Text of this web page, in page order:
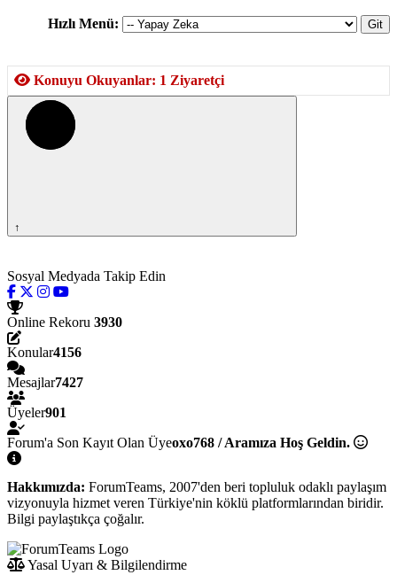
Hızlı Menü:
Konuyu Okuyanlar: 1 Ziyaretçi
↑
Sosyal Medyada Takip Edin
Online Rekoru 3930
Konular4156
Mesajlar7427
Üyeler901
Forum'a Son Kayıt Olan Üyeoxo768 / Aramıza Hoş Geldin.
Hakkımızda: ForumTeams, 2007'den beri topluluk odaklı paylaşım
vizyonuyla hizmet veren Türkiye'nin köklü platformlarından biridir.
Bilgi paylaştıkça çoğalır.
Yasal Uyarı & Bilgilendirme